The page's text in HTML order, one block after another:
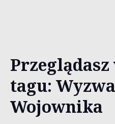
tagu:
Wojownika